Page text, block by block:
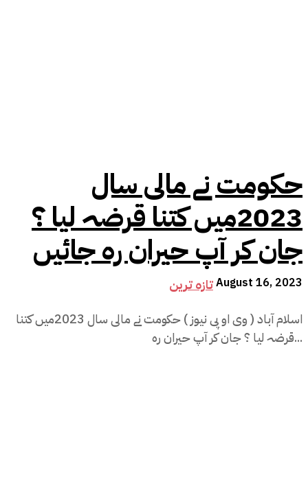
حکومت نے مالی سال
2023میں کتنا قرضہ لیا ؟
جان کر آپ حیران رہ جائیں
تازہ ترینAugust 16, 2023
اسلام آباد ( وی او پی نیوز ) حکومت نے مالی سال 2023میں کتنا
قرضہ لیا ؟ جان کر آپ حیران رہ...